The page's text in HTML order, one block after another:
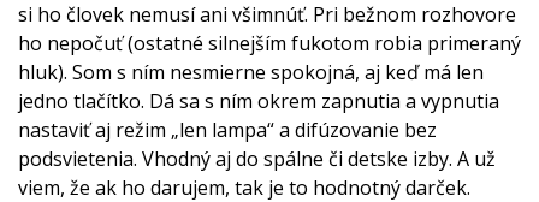
si ho človek nemusí ani všimnúť. Pri bežnom rozhovore
ho nepočuť (ostatné silnejším fukotom robia primeraný
hluk). Som s ním nesmierne spokojná, aj keď má len
jedno tlačítko. Dá sa s ním okrem zapnutia a vypnutia
nastaviť aj režim „len lampa“ a difúzovanie bez
podsvietenia. Vhodný aj do spálne či detske izby. A už
viem, že ak ho darujem, tak je to hodnotný darček.